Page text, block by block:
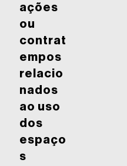
ações
ou
contrat
empos
relacio
nados
ao uso
dos
espaço
s